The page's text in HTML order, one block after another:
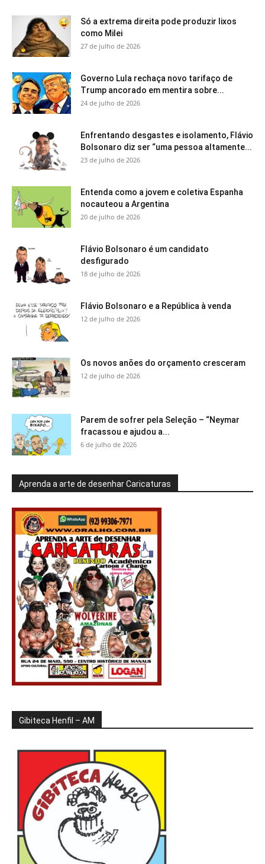
Só a extrema direita pode produzir lixos
como Milei
27 de julho de 2026
Governo Lula rechaça novo tarifaço de
Trump ancorado em mentira sobre...
24 de julho de 2026
Enfrentando desgastes e isolamento, Flávio
Bolsonaro diz ser “uma pessoa altamente...
23 de julho de 2026
Entenda como a jovem e coletiva Espanha
nocauteou a Argentina
20 de julho de 2026
Flávio Bolsonaro é um candidato
desfigurado
18 de julho de 2026
Flávio Bolsonaro e a República à venda
12 de julho de 2026
Os novos anões do orçamento cresceram
12 de julho de 2026
Parem de sofrer pela Seleção – “Neymar
fracassou e ajudou a...
6 de julho de 2026
Aprenda a arte de desenhar Caricaturas
Gibiteca Henfil – AM